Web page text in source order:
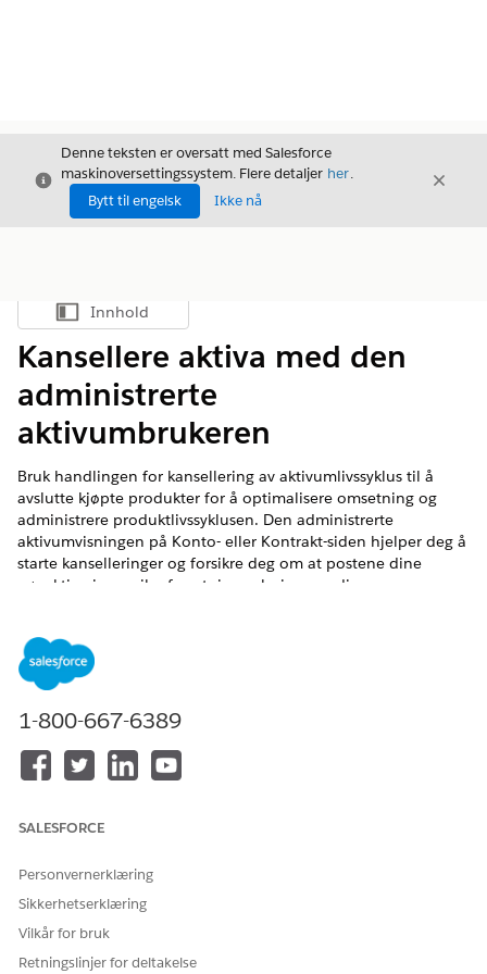
Avslutt
Denne teksten er oversatt med Salesforce
maskinoversettingssystem. Flere detaljer her.
Bytt til engelsk
Ikke nå
Avslutt
Vis innholdsfortegnelse
Innhold
Kansellere aktiva med den
administrerte
aktivumbrukeren
Bruk handlingen for kansellering av aktivumlivssyklus til å
avslutte kjøpte produkter for å optimalisere omsetning og
administrere produktlivssyklusen. Den administrerte
aktivumvisningen på Konto- eller Kontrakt-siden hjelper deg å
starte kanselleringer og forsikre deg om at postene dine
nøyaktig gjenspeiler forretningsrelasjonene dine.
Forhåndskrav
Før du begynner:
foretrukne sideoppsett, som Konto-sideoppsettet.
Legg til den relaterte listen Aktiva på Konto- eller
Kontrakter-siden for å vise listen Administrerte aktiva.
MERKHvis innstillingen Opprett tilbud uten en relatert
salgsmulighet er sann, er det valgfritt å opprette en relatert
1-800-667-6389
SALESFORCE
Personvernerklæring
Sikkerhetserklæring
Vilkår for bruk
Retningslinjer for deltakelse